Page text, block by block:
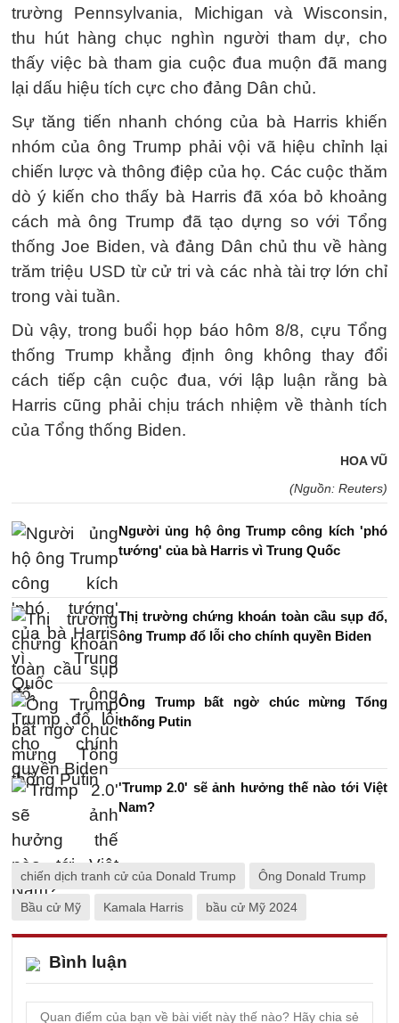
trường Pennsylvania, Michigan và Wisconsin,
thu hút hàng chục nghìn người tham dự, cho
thấy việc bà tham gia cuộc đua muộn đã mang
lại dấu hiệu tích cực cho đảng Dân chủ.
Sự tăng tiến nhanh chóng của bà Harris khiến
nhóm của ông Trump phải vội vã hiệu chỉnh lại
chiến lược và thông điệp của họ. Các cuộc thăm
dò ý kiến ​​cho thấy bà Harris đã xóa bỏ khoảng
cách mà ông Trump đã tạo dựng so với Tổng
thống Joe Biden, và đảng Dân chủ thu về hàng
trăm triệu USD từ cử tri và các nhà tài trợ lớn chỉ
trong vài tuần.
Dù vậy, trong buổi họp báo hôm 8/8, cựu Tổng
thống Trump khẳng định ông không thay đổi
cách tiếp cận cuộc đua, với lập luận rằng bà
Harris cũng phải chịu trách nhiệm về thành tích
của Tổng thống Biden.
HOA VŨ
(Nguồn: Reuters)
Người ủng hộ ông Trump công kích 'phó
tướng' của bà Harris vì Trung Quốc
Thị trường chứng khoán toàn cầu sụp đổ,
ông Trump đổ lỗi cho chính quyền Biden
Ông Trump bất ngờ chúc mừng Tổng
thống Putin
'Trump 2.0' sẽ ảnh hưởng thế nào tới Việt
Nam?
chiến dịch tranh cử của Donald Trump Ông Donald Trump
Bầu cử Mỹ Kamala Harris bầu cử Mỹ 2024
Bình luận